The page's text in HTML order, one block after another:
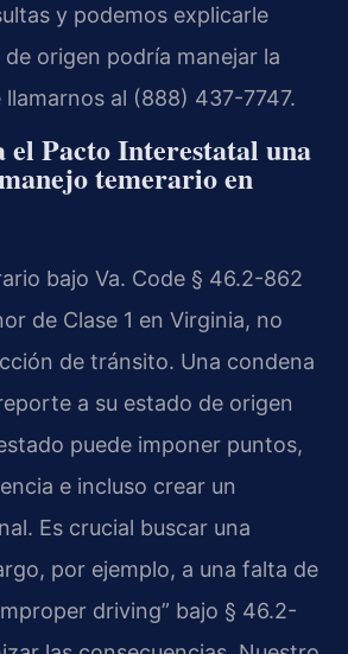
y podemos explicarle
origen podría manejar la
llamarnos al (888) 437-7747.
el Pacto Interestatal una
temerario en
bajo Va. Code § 46.2-862
de Clase 1 en Virginia, no
de tránsito. Una condena
a su estado de origen
puede imponer puntos,
e incluso crear un
Es crucial buscar una
por ejemplo, a una falta de
driving” bajo § 46.2-